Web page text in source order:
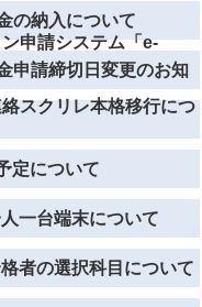
の納入について
申請システム「e-
申請締切日変更のお知
スクリレ本格移行につ
定について
一台端末について
者の選択科目について